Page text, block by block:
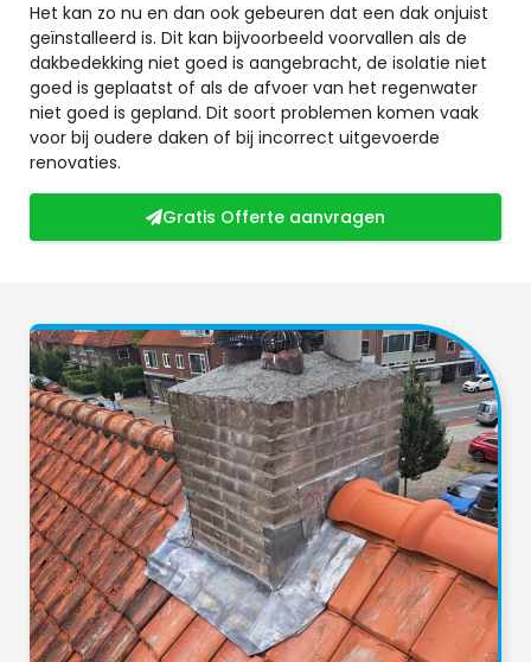
Het kan zo nu en dan ook gebeuren dat een dak onjuist
geïnstalleerd is. Dit kan bijvoorbeeld voorvallen als de
dakbedekking niet goed is aangebracht, de isolatie niet
goed is geplaatst of als de afvoer van het regenwater
niet goed is gepland. Dit soort problemen komen vaak
voor bij oudere daken of bij incorrect uitgevoerde
renovaties.
Gratis Offerte aanvragen